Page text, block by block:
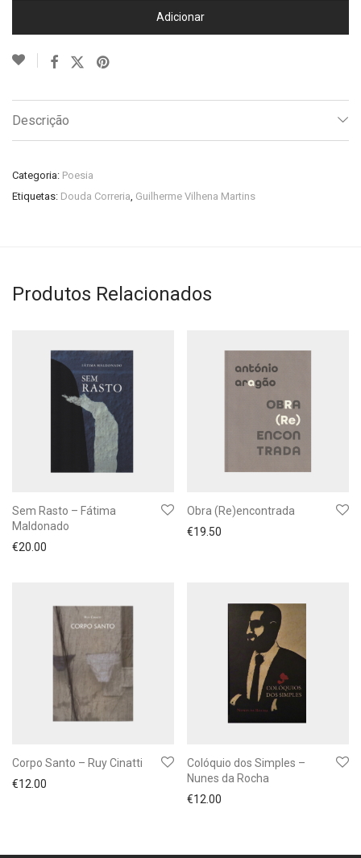
Adicionar
Descrição
Categoria: Poesia
Etiquetas: Douda Correria, Guilherme Vilhena Martins
Produtos Relacionados
Sem Rasto – Fátima
Maldonado
€20.00
Obra (Re)encontrada
€19.50
Corpo Santo – Ruy Cinatti
€12.00
Colóquio dos Simples –
Nunes da Rocha
€12.00